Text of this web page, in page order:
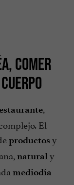
COMER
El
productos y
natural y
mediodía